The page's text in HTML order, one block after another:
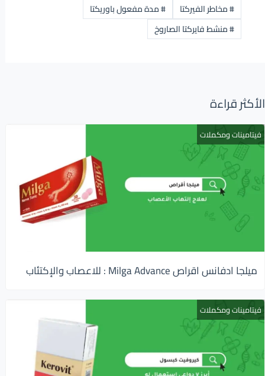
#مخاطر الفيركتا #مدة مفعول باوريكتا
#منشط فايركتا الصاروخ
الأكثر قراءة
فيتامينات ومكملات
ميلجا ادفانس اقراص Milga Advance : للاعصاب والإكتئاب
فيتامينات ومكملات